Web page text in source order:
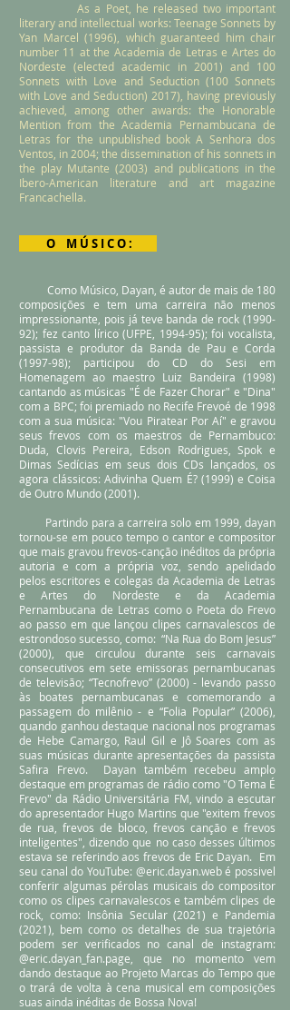
As a Poet, he released two important
literary and intellectual works: Teenage Sonnets by
Yan Marcel (1996), which guaranteed him chair
number 11 at the Academia de Letras e Artes do
Nordeste (elected academic in 2001) and 100
Sonnets with Love and Seduction (100 Sonnets
with Love and Seduction) 2017), having previously
achieved, among other awards: the Honorable
Mention from the Academia Pernambucana de
Letras for the unpublished book A Senhora dos
Ventos, in 2004; the dissemination of his sonnets in
the play Mutante (2003) and publications in the
Ibero-American literature and art magazine
Francachella.
O M Ú S I C O :
Como Músico, Dayan, é autor de mais de 180
composições e tem uma carreira não menos
impressionante, pois já teve banda de rock (1990-
92); fez canto lírico (UFPE, 1994-95); foi vocalista,
passista e produtor da Banda de Pau e Corda
(1997-98); participou do CD do Sesi em
Homenagem ao maestro Luiz Bandeira (1998)
cantando as músicas "É de Fazer Chorar" e "Dina"
com a BPC; foi premiado no Recife Frevoé de 1998
com a sua música: "Vou Piratear Por Aí" e gravou
seus frevos com os maestros de Pernambuco:
Duda, Clovis Pereira, Edson Rodrigues, Spok e
Dimas Sedícias em seus dois CDs lançados, os
agora clássicos: Adivinha Quem É? (1999) e Coisa
de Outro Mundo (2001).
Partindo para a carreira solo em 1999, dayan
tornou-se em pouco tempo o cantor e compositor
que mais gravou frevos-canção inéditos da própria
autoria e com a própria voz, sendo apelidado
pelos escritores e colegas da Academia de Letras
e Artes do Nordeste e da Academia
Pernambucana de Letras como o Poeta do Frevo
ao passo em que lançou clipes carnavalescos de
estrondoso sucesso, como: “Na Rua do Bom Jesus”
(2000), que circulou durante seis carnavais
consecutivos em sete emissoras pernambucanas
de televisão; “Tecnofrevo” (2000) - levando passo
às boates pernambucanas e comemorando a
passagem do milênio - e “Folia Popular” (2006),
quando ganhou destaque nacional nos programas
de Hebe Camargo, Raul Gil e Jô Soares com as
suas músicas durante apresentações da passista
Safira Frevo. Dayan também recebeu amplo
destaque em programas de rádio como "O Tema É
Frevo" da Rádio Universitária FM, vindo a escutar
do apresentador Hugo Martins que "exitem frevos
de rua, frevos de bloco, frevos canção e frevos
inteligentes", dizendo que no caso desses últimos
estava se referindo aos frevos de Eric Dayan. Em
seu canal do YouTube: @eric.dayan.web é possivel
conferir algumas pérolas musicais do compositor
como os clipes carnavalescos e também clipes de
rock, como: Insônia Secular (2021) e Pandemia
(2021), bem como os detalhes de sua trajetória
podem ser verificados no canal de instagram:
@eric.dayan_fan.page, que no momento vem
dando destaque ao Projeto Marcas do Tempo que
o trará de volta à cena musical em composições
suas ainda inéditas de Bossa Nova!